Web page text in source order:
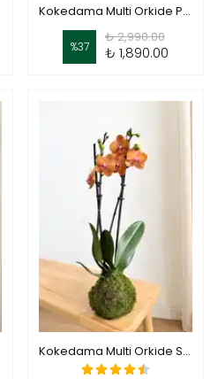
Kokedama Multi Orkide Pembe ( Kokodema Multi Orkide
%37
₺ 2,990.00
₺ 1,890.00
Kokedama Multi Orkide Somon (Kokodema Multi Orkide)